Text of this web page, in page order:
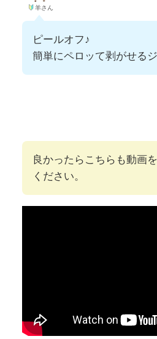
羊さん
ピールオフ♪
簡単にペロッて剥がせる
良かったらこちらも動画
ください。